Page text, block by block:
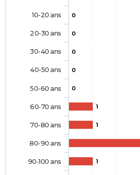
0
0
0
0
0
1
1
1
10-20 ans
20-30 ans
30-40 ans
40-50 ans
50-60 ans
60-70 ans
70-80 ans
80-90 ans
90-100 ans